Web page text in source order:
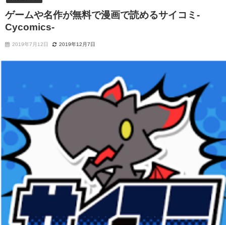
ゲームや名作が無料で漫画で読めるサイコミ-
Cycomics-
2019年7月12日 2019年12月7日